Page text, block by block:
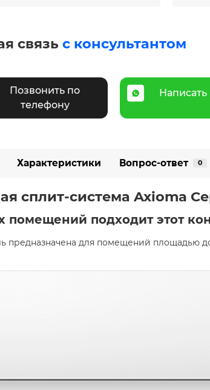
связь с консультантом
Позвонить по
телефону
Характеристики Вопрос-ответ 0
сплит-система Axioma
помещений подходит этот
предназначена для помещений площадью